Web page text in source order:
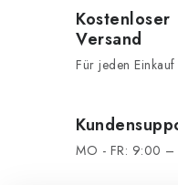
Kostenloser
Versand
Für jeden
MO - FR: 9:00 –